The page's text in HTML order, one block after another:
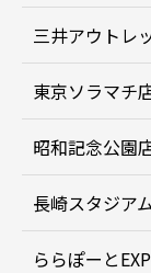
三井アウトレ
東京ソラマチ
昭和記念公園
長崎スタジア
ららぽーと